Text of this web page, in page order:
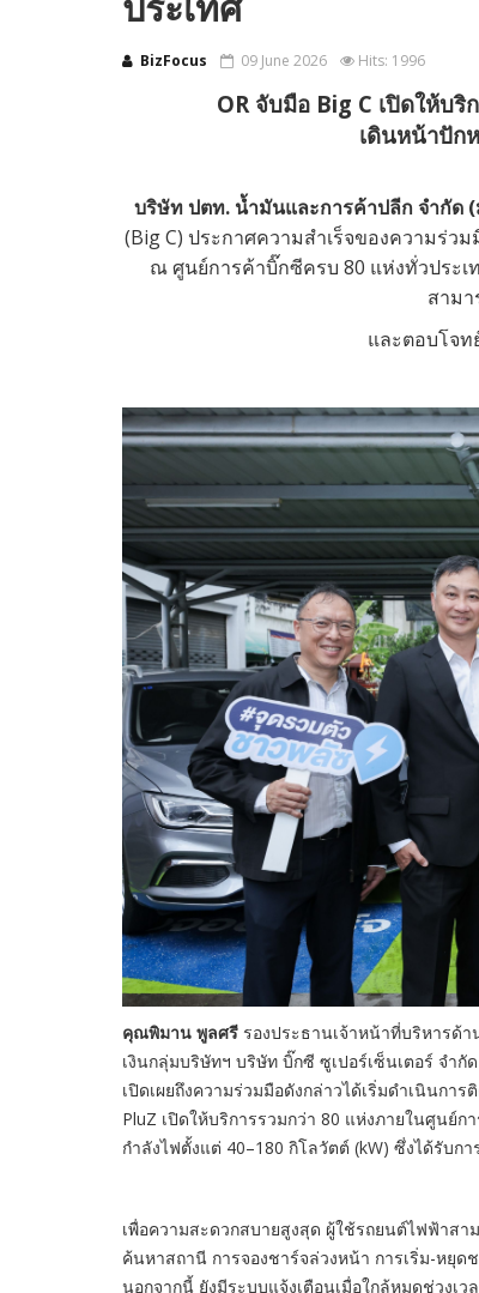
ประเทศ
BizFocus 09 June 2026 Hits: 1996
OR จับมือ Big C เปิดให้บ
เดินหน้าปัก
บริษัท ปตท. น้ำมันและการค้าปลีก จำกัด
(Big C) ประกาศความสำเร็จของความร่ว
ณ ศูนย์การค้าบิ๊กซีครบ 80 แห่งทั่วประเ
สามา
และตอบโจ
คุณพิมาน พูลศรี รองประธานเจ้าหน้าที่บริหารด้
เงินกลุ่มบริษัทฯ บริษัท บิ๊กซี ซูเปอร์เซ็นเตอร์ จำกั
เปิดเผยถึงความร่วมมือดังกล่าวได้เริ่มดำเนินกา
PluZ เปิดให้บริการรวมกว่า 80 แห่งภายในศูนย์ก
กำลังไฟตั้งแต่ 40–180 กิโลวัตต์ (kW) ซึ่งได้รับ
เพื่อความสะดวกสบายสูงสุด ผู้ใช้รถยนต์ไฟฟ้าส
ค้นหาสถานี การจองชาร์จล่วงหน้า การเริ่ม-หยุด
นอกจากนี้ ยังมีระบบแจ้งเตือนเมื่อใกล้หมดช่วงเ